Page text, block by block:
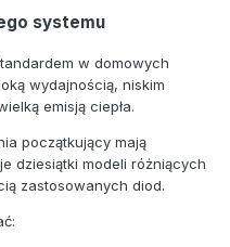
systemu
w domowych
wydajnością, niskim
emisją ciepła.
początkujący mają
dziesiątki modeli różniących
zastosowanych diod.